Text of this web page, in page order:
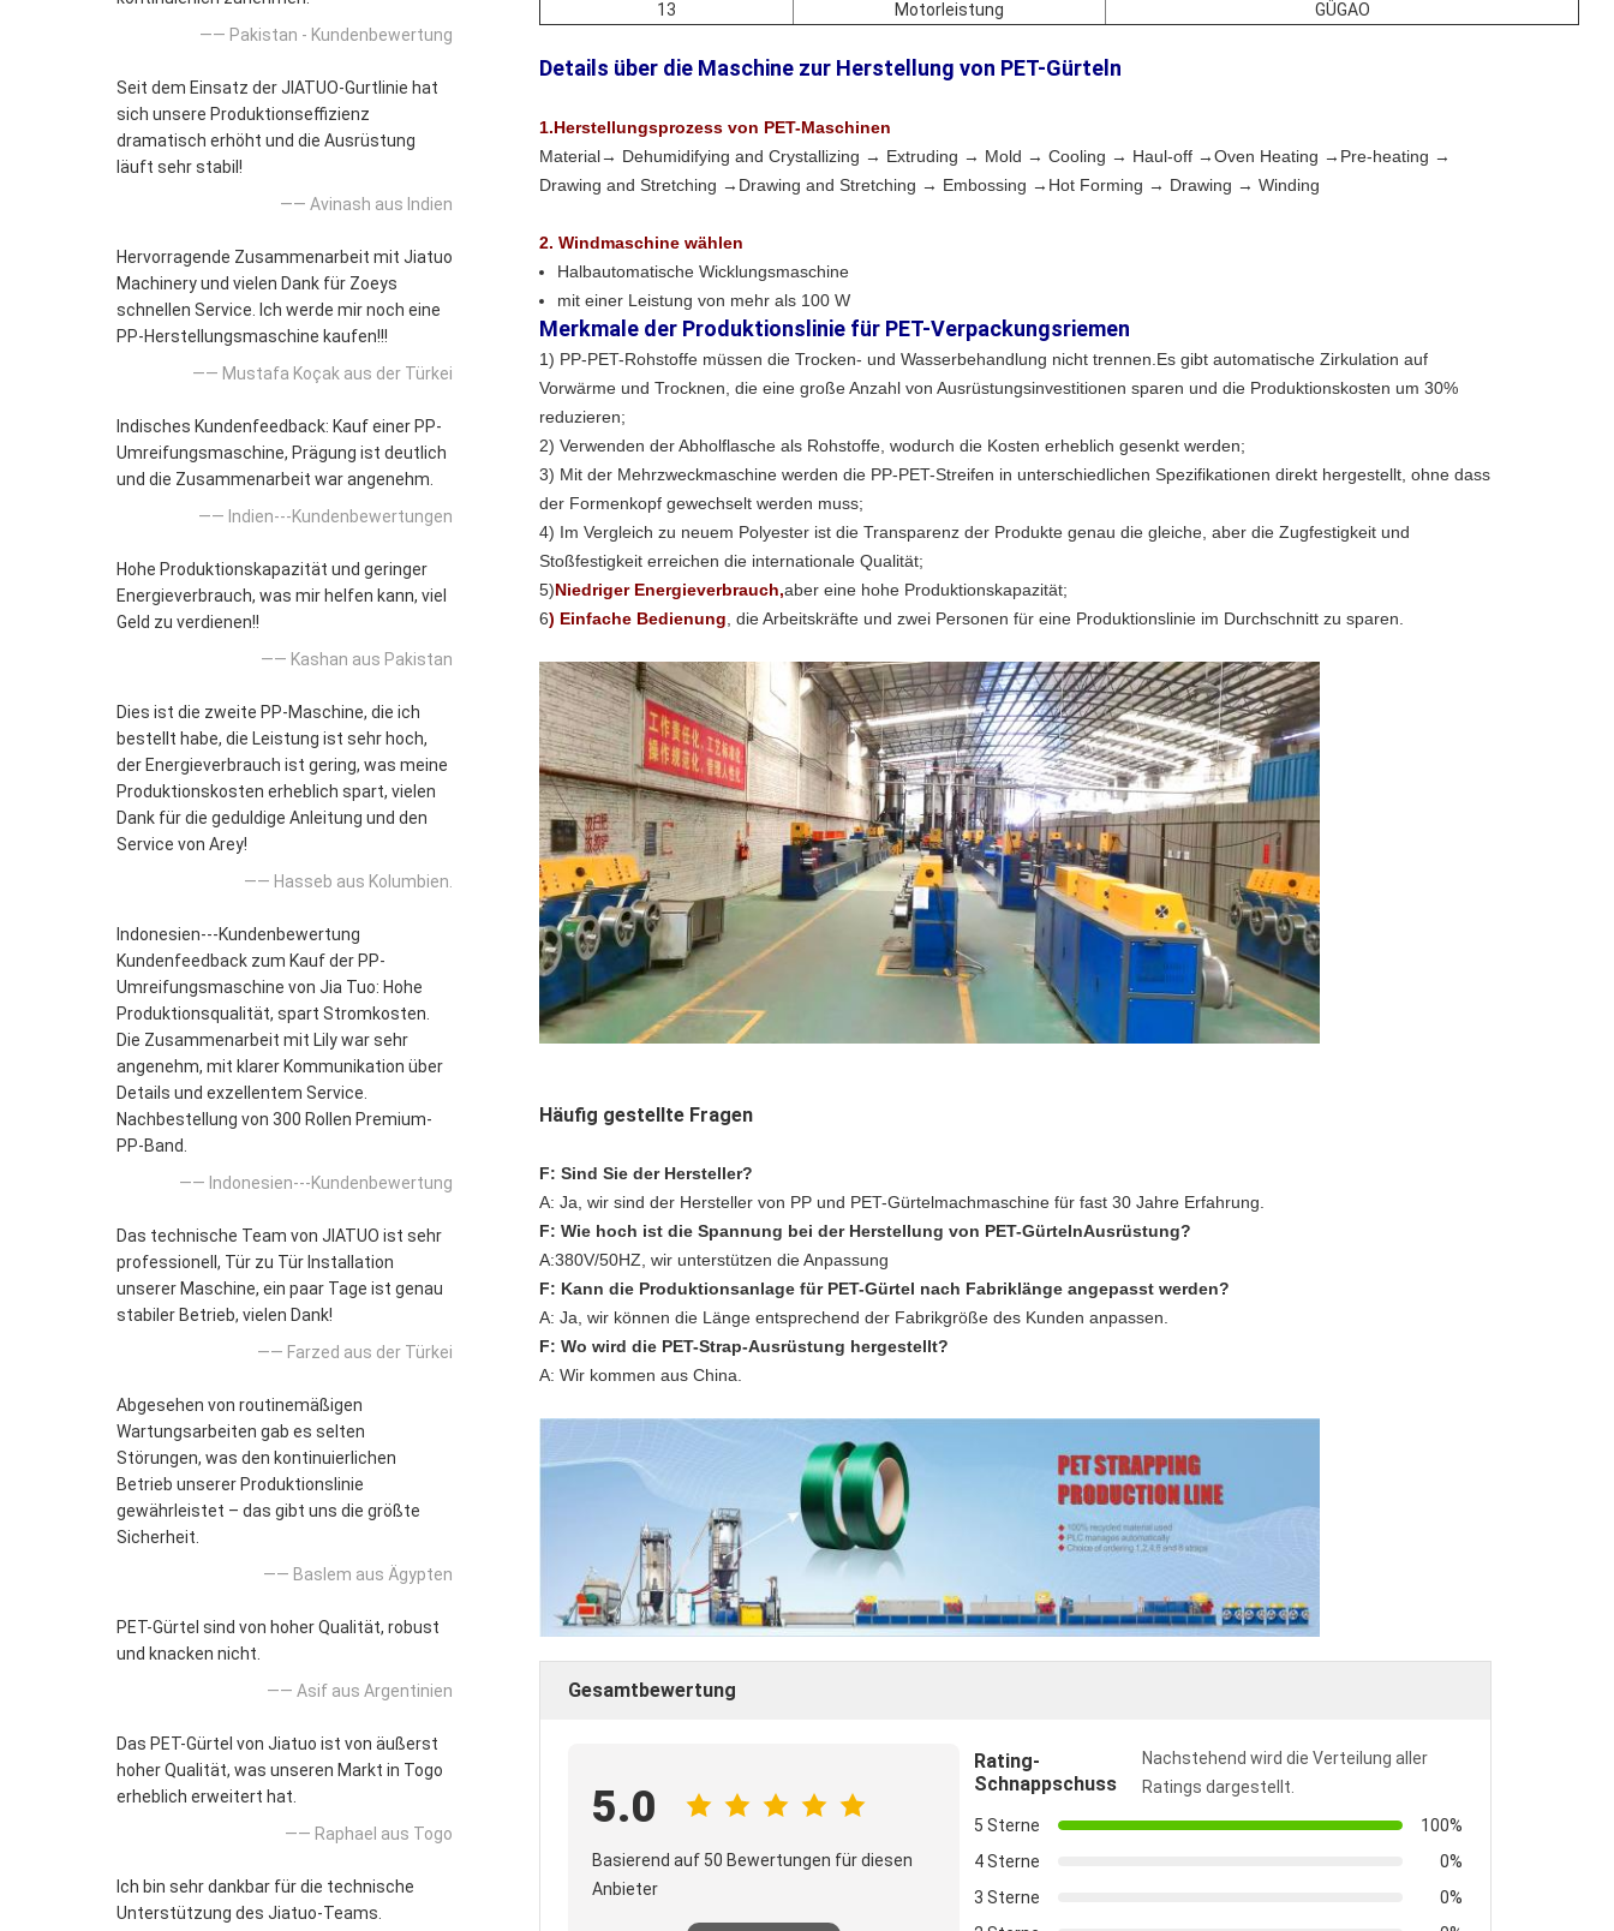
—— Pakistan - Kundenbewertung
Seit dem Einsatz der JIATUO-Gurtlinie hat
sich unsere Produktionseffizienz
dramatisch erhöht und die Ausrüstung
läuft sehr stabil!
—— Avinash aus Indien
Hervorragende Zusammenarbeit mit Jiatuo
Machinery und vielen Dank für Zoeys
schnellen Service. Ich werde mir noch eine
PP-Herstellungsmaschine kaufen!!!
—— Mustafa Koçak aus der Türkei
Indisches Kundenfeedback: Kauf einer PP-
Umreifungsmaschine, Prägung ist deutlich
und die Zusammenarbeit war angenehm.
—— Indien---Kundenbewertungen
Hohe Produktionskapazität und geringer
Energieverbrauch, was mir helfen kann, viel
Geld zu verdienen!!
—— Kashan aus Pakistan
Dies ist die zweite PP-Maschine, die ich
bestellt habe, die Leistung ist sehr hoch,
der Energieverbrauch ist gering, was meine
Produktionskosten erheblich spart, vielen
Dank für die geduldige Anleitung und den
Service von Arey!
—— Hasseb aus Kolumbien.
Indonesien---Kundenbewertung
Kundenfeedback zum Kauf der PP-
Umreifungsmaschine von Jia Tuo: Hohe
Produktionsqualität, spart Stromkosten.
Die Zusammenarbeit mit Lily war sehr
angenehm, mit klarer Kommunikation über
Details und exzellentem Service.
Nachbestellung von 300 Rollen Premium-
PP-Band.
—— Indonesien---Kundenbewertung
Das technische Team von JIATUO ist sehr
professionell, Tür zu Tür Installation
unserer Maschine, ein paar Tage ist genau
stabiler Betrieb, vielen Dank!
—— Farzed aus der Türkei
Abgesehen von routinemäßigen
Wartungsarbeiten gab es selten
Störungen, was den kontinuierlichen
Betrieb unserer Produktionslinie
gewährleistet – das gibt uns die größte
Sicherheit.
—— Baslem aus Ägypten
PET-Gürtel sind von hoher Qualität, robust
und knacken nicht.
—— Asif aus Argentinien
Das PET-Gürtel von Jiatuo ist von äußerst
hoher Qualität, was unseren Markt in Togo
erheblich erweitert hat.
—— Raphael aus Togo
Ich bin sehr dankbar für die technische
Unterstützung des Jiatuo-Teams.
13
Motorleistung GÜGAO
Details über die Maschine zur Herstellung von PET-Gürteln
1.Herstellungsprozess von PET-Maschinen
Material→ Dehumidifying and Crystallizing → Extruding → Mold → Cooling → Haul-off →Oven Heating →Pre-heating →
Drawing and Stretching →Drawing and Stretching → Embossing →Hot Forming → Drawing → Winding
2. Windmaschine wählen
Halbautomatische Wicklungsmaschine
mit einer Leistung von mehr als 100 W
Merkmale der Produktionslinie für PET-Verpackungsriemen
1) PP-PET-Rohstoffe müssen die Trocken- und Wasserbehandlung nicht trennen.Es gibt automatische Zirkulation auf
Vorwärme und Trocknen, die eine große Anzahl von Ausrüstungsinvestitionen sparen und die Produktionskosten um 30%
reduzieren;
2) Verwenden der Abholflasche als Rohstoffe, wodurch die Kosten erheblich gesenkt werden;
3) Mit der Mehrzweckmaschine werden die PP-PET-Streifen in unterschiedlichen Spezifikationen direkt hergestellt, ohne dass
der Formenkopf gewechselt werden muss;
4) Im Vergleich zu neuem Polyester ist die Transparenz der Produkte genau die gleiche, aber die Zugfestigkeit und
Stoßfestigkeit erreichen die internationale Qualität;
5)Niedriger Energieverbrauch,aber eine hohe Produktionskapazität;
6) Einfache Bedienung, die Arbeitskräfte und zwei Personen für eine Produktionslinie im Durchschnitt zu sparen.
Häufig gestellte Fragen
F: Sind Sie der Hersteller?
A: Ja, wir sind der Hersteller von PP und PET-Gürtelmachmaschine für fast 30 Jahre Erfahrung.
F: Wie hoch ist die Spannung bei der Herstellung von PET-GürtelnAusrüstung?
A:380V/50HZ, wir unterstützen die Anpassung
F: Kann die Produktionsanlage für PET-Gürtel nach Fabriklänge angepasst werden?
A: Ja, wir können die Länge entsprechend der Fabrikgröße des Kunden anpassen.
F: Wo wird die PET-Strap-Ausrüstung hergestellt?
A: Wir kommen aus China.
Gesamtbewertung
5.0
Basierend auf 50 Bewertungen für diesen
Anbieter
Rating-
Schnappschuss
Nachstehend wird die Verteilung aller
Ratings dargestellt.
5 Sterne
100%
4 Sterne
0%
3 Sterne
0%